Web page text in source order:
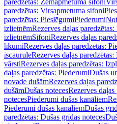
paredzētas: Zemapmetuma sifoni
paredzētas: Virsapmetuma sifoni
paredzētas: PieslēgumiPiederumi
izlietnēmRezerves daļas
izlietnēmSifoniRezerves daļas
līkumiRezerves daļas paredzētas:
īscauruleRezerves daļas
vārstiRezerves daļas paredzētas:
daļas paredzētas: PiederumiDušas
novade dušāmRezerves daļas
dušāmDušas notecesRezerves daļas
notecesPiederumi dušas kanāliem
Piederumi dušas kanāliemDušas
paredzētas: Dušas grīdas noteces